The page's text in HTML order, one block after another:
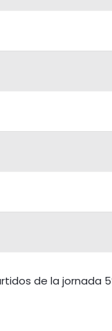
de la jornada